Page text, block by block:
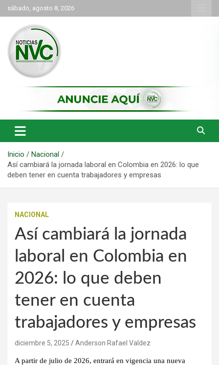
Saltar
al
contenido
sábado, agosto 8, 2026
NVC Noticias
Inicio
Nacional
Así cambiará la jornada laboral en Colombia en 2026: lo que
deben tener en cuenta trabajadores y empresas
NACIONAL
Así cambiará la jornada
laboral en Colombia en
2026: lo que deben
tener en cuenta
trabajadores y empresas
diciembre 5, 2025 Anderson Rafael Valdez
A partir de julio de 2026, entrará en vigencia una nueva